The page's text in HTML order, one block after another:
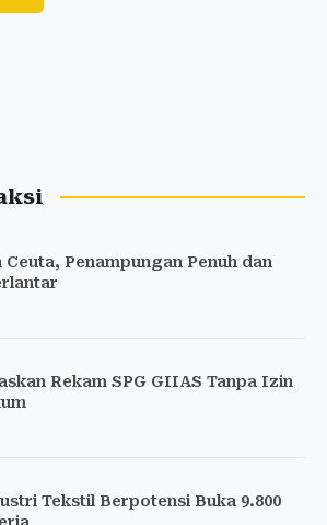
Penampungan Penuh dan
Rekam SPG GIIAS Tanpa Izin
Tekstil Berpotensi Buka 9.800